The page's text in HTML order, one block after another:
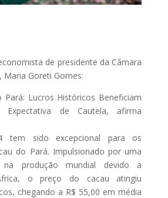
de presidente da Câmara
Maria Goreti Gomes:
Pará: Lucros Históricos Beneficiam
Expectativa de Cautela, afirma
tem sido excepcional para os
do Pará. Impulsionado por uma
produção mundial devido a
o preço do cacau atingiu
chegando a R$ 55,00 em média